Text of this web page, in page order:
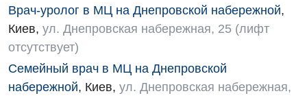
Врач-уролог в МЦ на Днепровской набережной,
Киев, ул. Днепровская набережная, 25 (лифт
отсутствует)
Семейный врач в МЦ на Днепровской
набережной, Киев, ул. Днепровская набережная,